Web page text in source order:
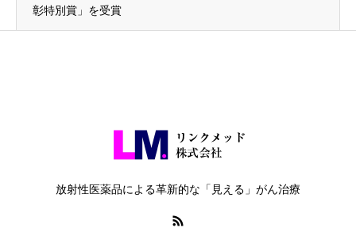
彰特別賞」を受賞
放射性医薬品による革新的な「見える」がん治療